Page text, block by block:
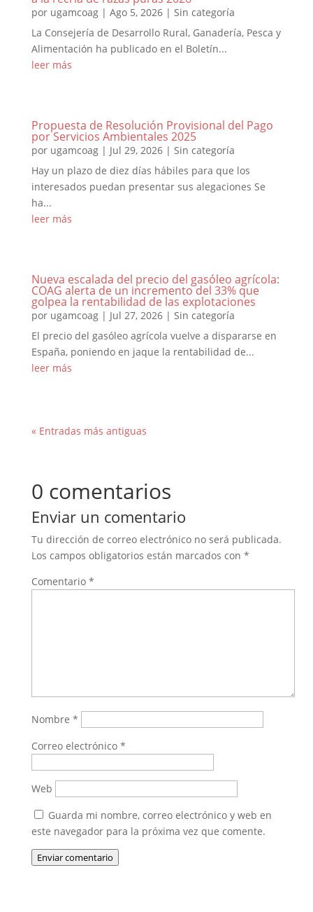
por ugamcoag| Ago 5, 2026| Sin categoría
La Consejería de Desarrollo Rural, Ganadería, Pesca y
Alimentación ha publicado en el Boletín...
leer más
Propuesta de Resolución Provisional del Pago
por Servicios Ambientales 2025
por ugamcoag| Jul 29, 2026| Sin categoría
Hay un plazo de diez días hábiles para que los
interesados puedan presentar sus alegaciones Se
ha...
leer más
Nueva escalada del precio del gasóleo agrícola:
COAG alerta de un incremento del 33% que
golpea la rentabilidad de las explotaciones
por ugamcoag| Jul 27, 2026| Sin categoría
El precio del gasóleo agrícola vuelve a dispararse en
España, poniendo en jaque la rentabilidad de...
leer más
« Entradas más antiguas
0 comentarios
Enviar un comentario
Tu dirección de correo electrónico no será publicada.
Los campos obligatorios están marcados con *
Comentario *
Nombre *
Correo electrónico *
Web
Guarda mi nombre, correo electrónico y web en
este navegador para la próxima vez que comente.
Enviar comentario